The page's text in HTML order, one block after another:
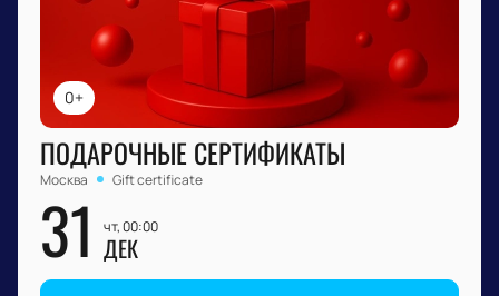
0+
ПОДАРОЧНЫЕ СЕРТИФИКАТЫ
Москва Gift certificate
31 чт, 00:00
ДЕК